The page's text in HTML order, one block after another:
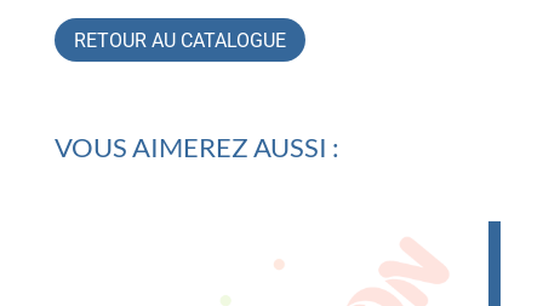
RETOUR AU CATALOGUE
VOUS AIMEREZ AUSSI :